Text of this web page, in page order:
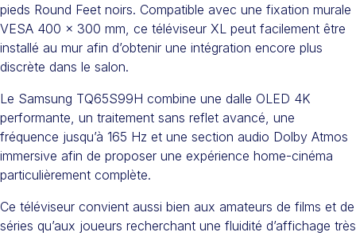
pieds Round Feet noirs. Compatible avec une fixation murale
VESA 400 x 300 mm, ce téléviseur XL peut facilement être
installé au mur afin d’obtenir une intégration encore plus
discrète dans le salon.
Le Samsung TQ65S99H combine une dalle OLED 4K
performante, un traitement sans reflet avancé, une
fréquence jusqu’à 165 Hz et une section audio Dolby Atmos
immersive afin de proposer une expérience home-cinéma
particulièrement complète.
Ce téléviseur convient aussi bien aux amateurs de films et de
séries qu’aux joueurs recherchant une fluidité d’affichage très